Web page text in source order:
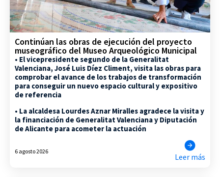
Continúan las obras de ejecución del proyecto
museográfico del Museo Arqueológico Municipal
• El vicepresidente segundo de la Generalitat
Valenciana, José Luis Díez Climent, visita las obras para
comprobar el avance de los trabajos de transformación
para conseguir un nuevo espacio cultural y expositivo
de referencia
• La alcaldesa Lourdes Aznar Miralles agradece la visita y
la financiación de Generalitat Valenciana y Diputación
de Alicante para acometer la actuación
6 agosto 2026
Leer más